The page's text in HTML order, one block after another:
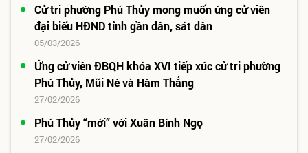
Danh sách những người trúng cử đại biểu HĐND
phường Phú Thủy nhiệm kỳ 2026-2031
27/03/2026
Phường Phú Thủy sẵn sàng cho ngày hội toàn dân
12/03/2026
Danh sách những người ứng cử đại biểu HĐND
phường Phú Thủy nhiệm kỳ 2026-2031
12/03/2026